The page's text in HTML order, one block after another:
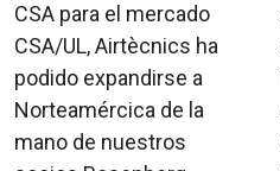
CSA para el mercado
CSA/UL, Airtècnics ha
podido expandirse a
Norteamércica de la
mano de nuestros